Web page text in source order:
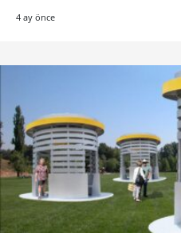
4 ay önce